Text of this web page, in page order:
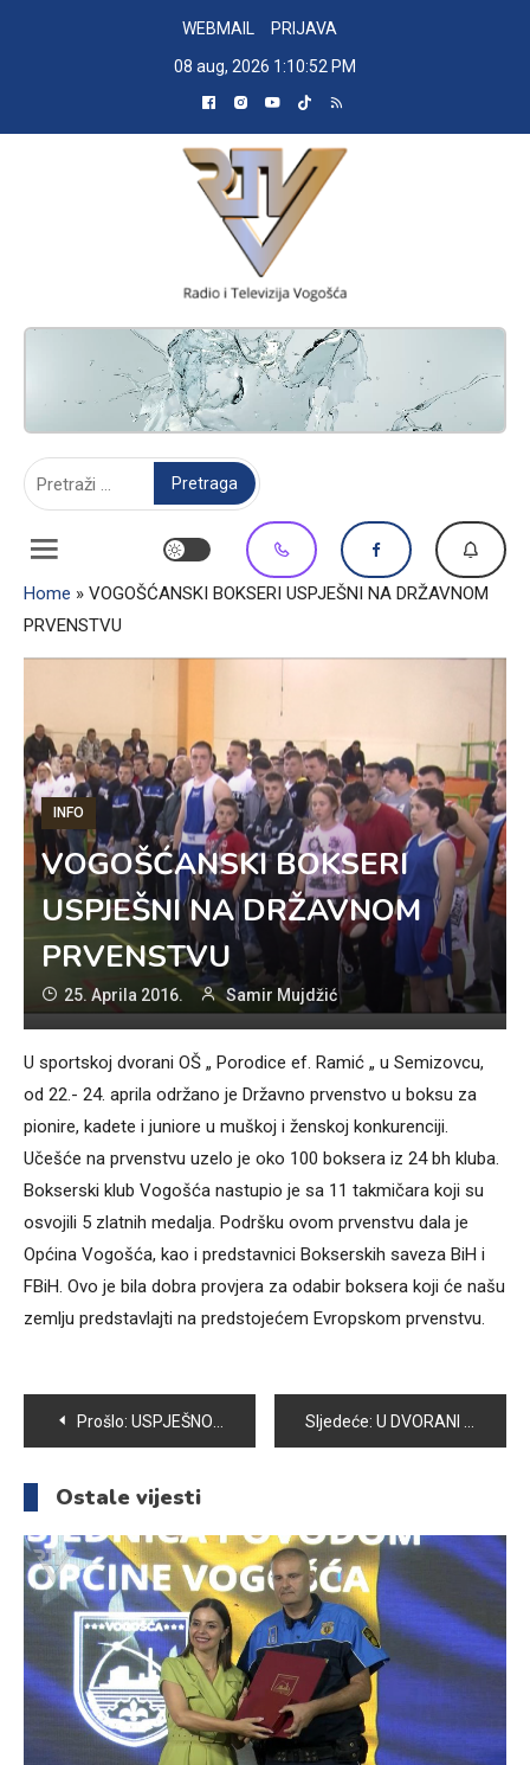
WEBMAIL
PRIJAVA
08 aug, 2026 1:10:53 PM
RADIO TELEVIZIJA VOGOŠĆA
Home » VOGOŠĆANSKI BOKSERI USPJEŠNI NA DRŽAVNOM
PRVENSTVU
INFO
VOGOŠĆANSKI BOKSERI
USPJEŠNI NA DRŽAVNOM
PRVENSTVU
25. Aprila 2016. Samir Mujdžić
U sportskoj dvorani OŠ „ Porodice ef. Ramić „ u Semizovcu,
od 22.- 24. aprila održano je Državno prvenstvo u boksu za
pionire, kadete i juniore u muškoj i ženskoj konkurenciji.
Učešće na prvenstvu uzelo je oko 100 boksera iz 24 bh kluba.
Bokserski klub Vogošća nastupio je sa 11 takmičara koji su
osvojili 5 zlatnih medalja. Podršku ovom prvenstvu dala je
Općina Vogošća, kao i predstavnici Bokserskih saveza BiH i
FBiH. Ovo je bila dobra provjera za odabir boksera koji će našu
zemlju predstavlajti na predstojećem Evropskom prvenstvu.
Navigacija
članaka
Prošlo: USPJEŠNO ZAVRŠENA AKCIJA “ČISTA I LIJEPA VOGOŠĆA” Sljedeće: U DVORANI “AMEL BEČKOVIĆ” U VOGOŠĆI ODRŽAN 24. MEMORIJALNI TURNIR “VINKO ŠAMARLIĆ”
Ostale vijesti